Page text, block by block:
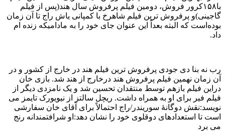
با۱۵۸کرور فروش، دومین فیلم پرفروش سال هند(پس از فیلم
گاجینی)و پرفروش ترین فیلم شاهرخ با کمپانی یاش راج تا آن زمان
بوده‌است که البته بعداً این عنوان جای خود را به مادامیکه زنده ام
داد.
رب نه بنا دی جودی پرفروش ترین فیلم هند در خارج از کشور و در
آن زمان نهمین فیلم پرفروش هند درخارج از هند شد. بازی خان
دراین فیلم بازهم توسط منتقدان تحسین شد و یک نامزدی دیگر از
فیلم فیر برای او به همراه داشت. ریچل سالتز از نیویورک تایمز می
نویسد:نقش دوگانهٔ سوریندر/راج احتمالاً برای آقای خان سفارشی
است تا استعدادهای دوقلوی خود را نشان دهد:او شرافتمندانه رنج
می برد